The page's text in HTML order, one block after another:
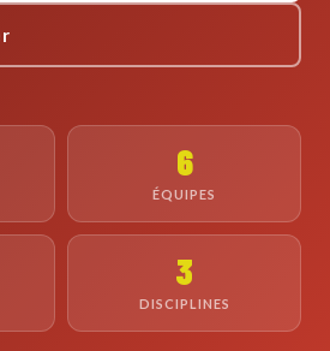
6
ÉQUIPES
3
DISCIPLINES